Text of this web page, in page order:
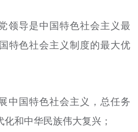
领导是中国特色社会主义最
特色社会主义制度的最大优
中国特色社会主义，总任务
和中华民族伟大复兴；